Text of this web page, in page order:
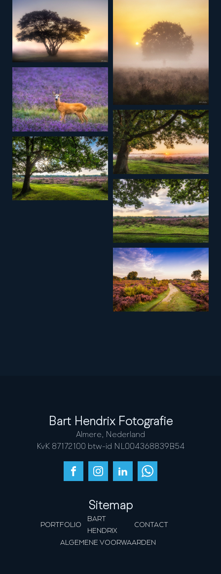
Bart Hendrix Fotografie
Almere, Nederland
KvK 87172100 btw-id NL004368839B54
Sitemap
PORTFOLIO
BART
HENDRIX
CONTACT
ALGEMENE VOORWAARDEN